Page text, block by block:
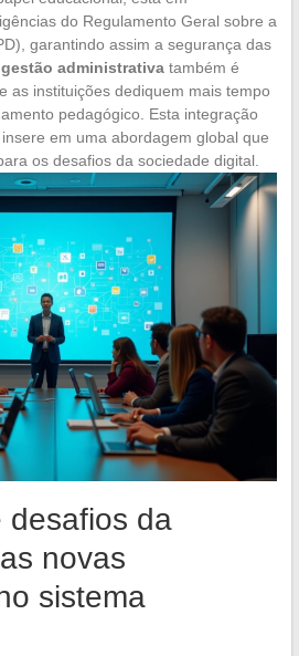
do Regulamento Geral sobre a
garantindo assim a segurança das
gestão administrativatambém é
as instituições dediquem mais tempo
pedagógico. Esta integração
em uma abordagem global que
os desafios da sociedade digital.
desafios da
novas
sistema